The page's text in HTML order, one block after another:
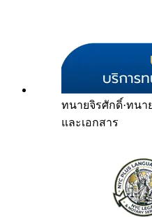
ทนายจิรศักดิ์·ทนา
และเอกสาร